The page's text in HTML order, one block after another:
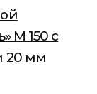
М 150 с
20 мм